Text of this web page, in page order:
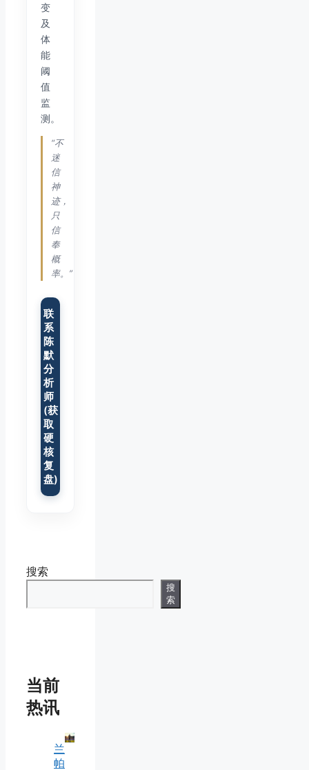
变
及
体
能
阈
值
监
测。
“不
迷
信
神
迹，
只
信
奉
概
率。”
联
系
陈
默
分
析
师
(获
取
硬
核
复
盘)
搜索
搜
索
当前
热讯
兰
帕